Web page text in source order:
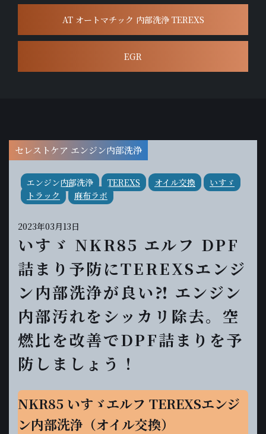
AT オートマチック 内部洗浄 TEREXS
EGR
セレストケア エンジン内部洗浄
エンジン内部洗浄 TEREXS オイル交換
いすゞ
トラック
麻布ラボ
2023年03月13日
いすゞ NKR85 エルフ DPF
詰まり予防にTEREXSエンジ
ン内部洗浄が良い⁈ エンジン
内部汚れをシッカリ除去。空
燃比を改善でDPF詰まりを予
防しましょう！
NKR85 いすゞエルフ TEREXSエンジ
ン内部洗浄（オイル交換）